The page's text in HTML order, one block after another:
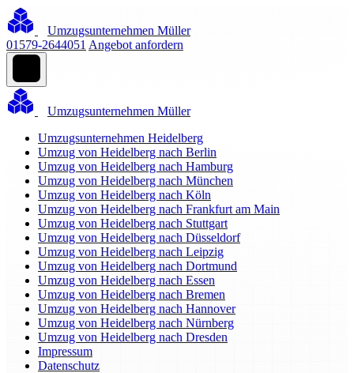
Umzugsunternehmen Müller
01579-2644051 Angebot anfordern
Umzugsunternehmen Müller
Umzugsunternehmen Heidelberg
Umzug von Heidelberg nach Berlin
Umzug von Heidelberg nach Hamburg
Umzug von Heidelberg nach München
Umzug von Heidelberg nach Köln
Umzug von Heidelberg nach Frankfurt am Main
Umzug von Heidelberg nach Stuttgart
Umzug von Heidelberg nach Düsseldorf
Umzug von Heidelberg nach Leipzig
Umzug von Heidelberg nach Dortmund
Umzug von Heidelberg nach Essen
Umzug von Heidelberg nach Bremen
Umzug von Heidelberg nach Hannover
Umzug von Heidelberg nach Nürnberg
Umzug von Heidelberg nach Dresden
Impressum
Datenschutz